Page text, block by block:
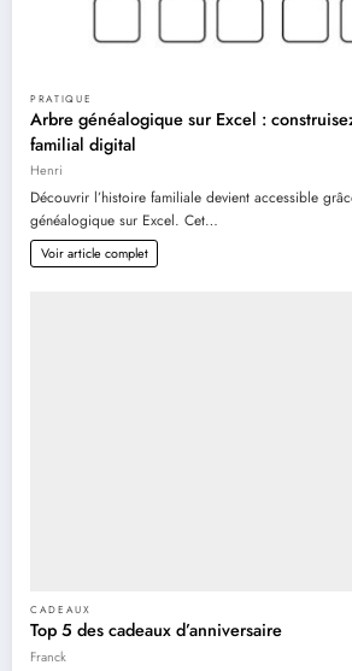
PRATIQUE
Arbre généalogique sur Excel :
familial digital
Henri
Découvrir l’histoire familiale devient accessible
généalogique sur Excel. Cet…
Voir article complet
CADEAUX
Top 5 des cadeaux d’anniversaire
Franck